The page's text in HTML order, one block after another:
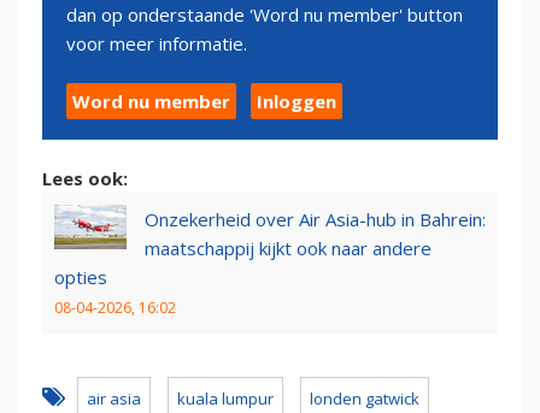
dan op onderstaande 'Word nu member' button
voor meer informatie.
Word nu member Inloggen
Lees ook:
Onzekerheid over Air Asia-hub in Bahrein:
maatschappij kijkt ook naar andere
opties
08-04-2026, 16:02
air asia kuala lumpur londen gatwick